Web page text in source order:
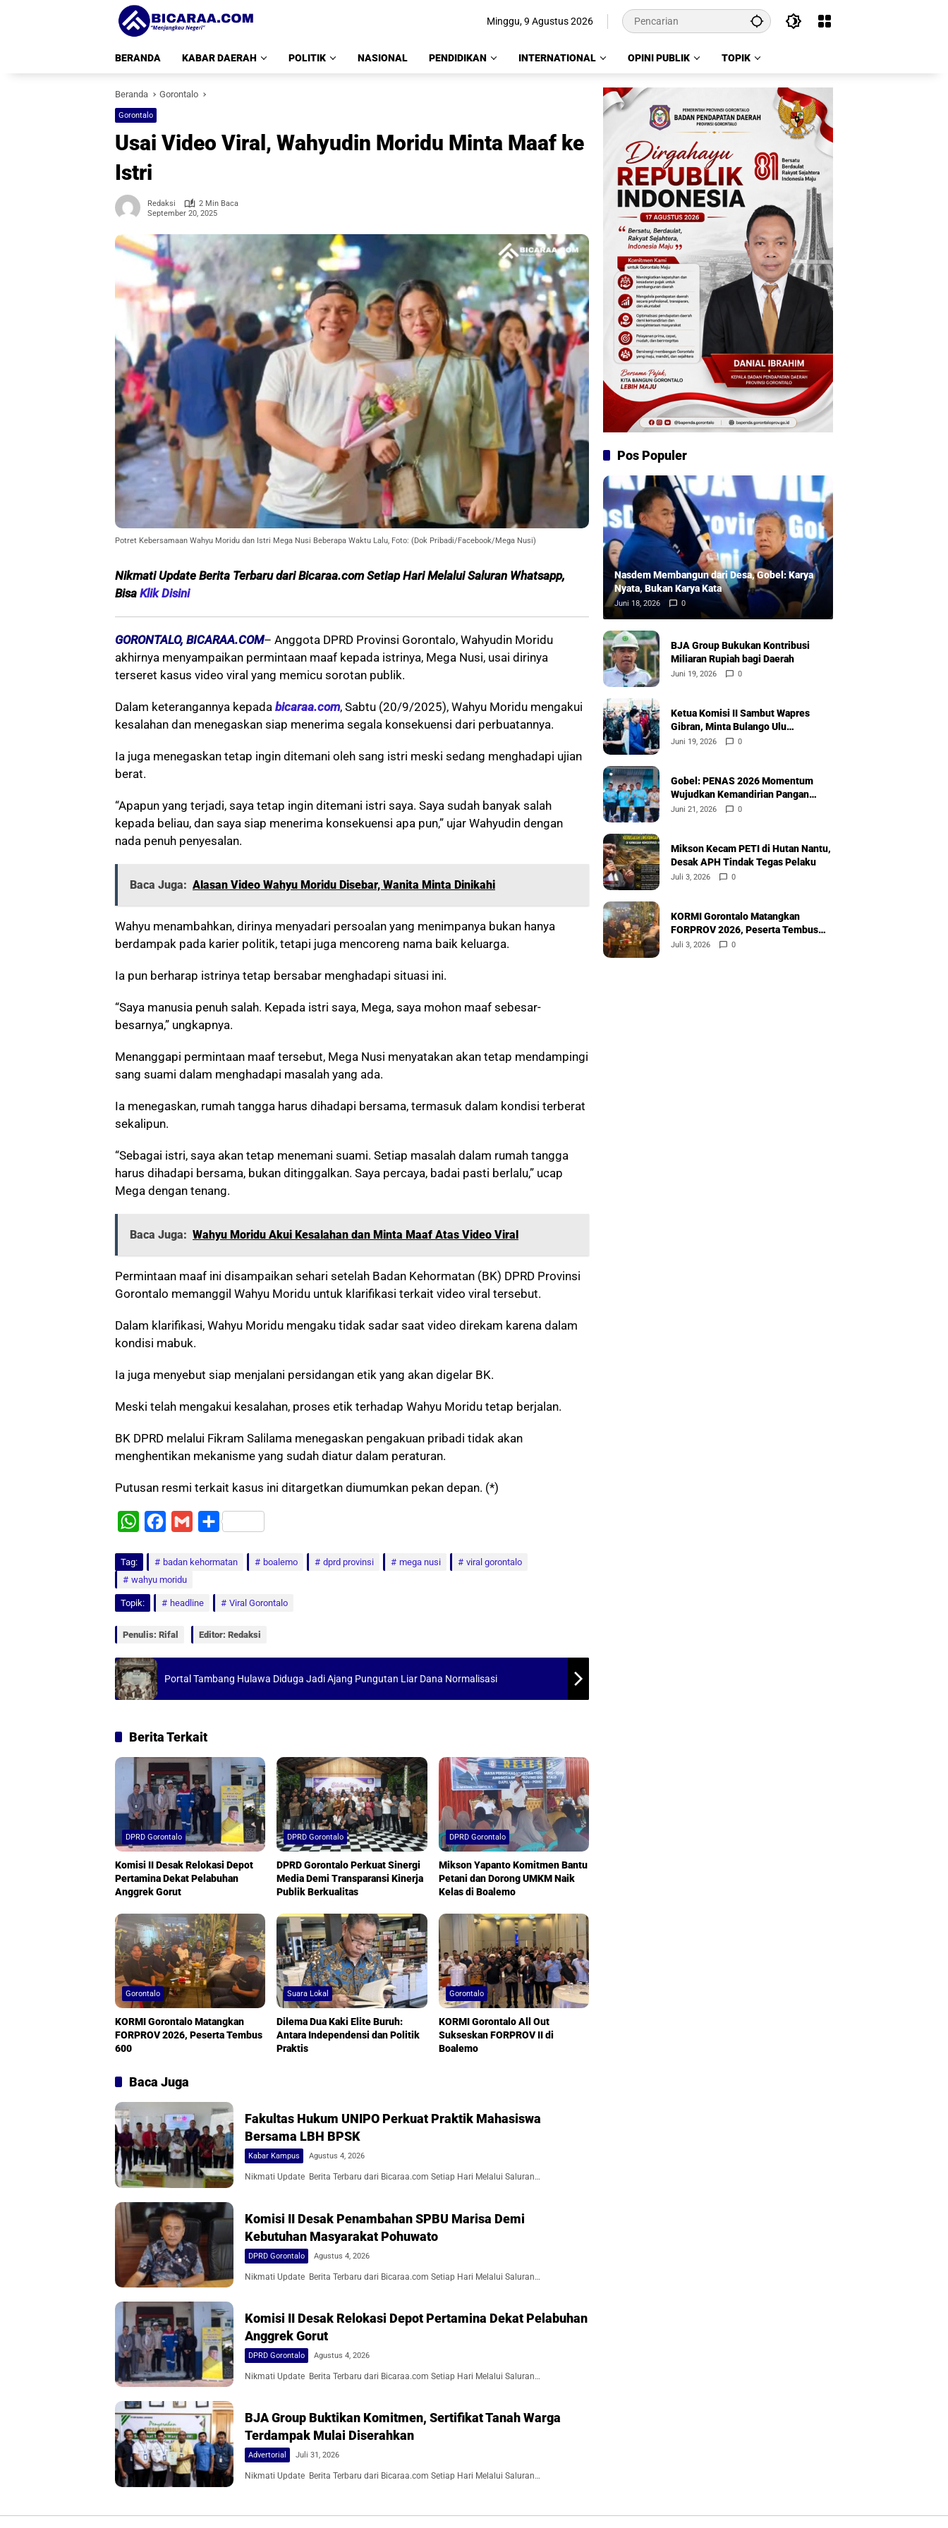
Minggu, 9 Agustus 2026
BERANDA KABAR DAERAH POLITIK NASIONAL PENDIDIKAN INTERNATIONAL OPINI PUBLIK TOPIK
Beranda Gorontalo
Gorontalo
Usai Video Viral, Wahyudin Moridu Minta Maaf ke
Istri
Redaksi
2 Min Baca
September 20, 2025
Potret Kebersamaan Wahyu Moridu dan Istri Mega Nusi Beberapa Waktu Lalu, Foto: (Dok Pribadi/Facebook/Mega Nusi)
Nikmati Update Berita Terbaru dari Bicaraa.com Setiap Hari Melalui Saluran Whatsapp,
Bisa Klik Disini
GORONTALO, BICARAA.COM– Anggota DPRD Provinsi Gorontalo, Wahyudin Moridu
akhirnya menyampaikan permintaan maaf kepada istrinya, Mega Nusi, usai dirinya
terseret kasus video viral yang memicu sorotan publik.
Dalam keterangannya kepada bicaraa.com, Sabtu (20/9/2025), Wahyu Moridu mengakui
kesalahan dan menegaskan siap menerima segala konsekuensi dari perbuatannya.
Ia juga menegaskan tetap ingin ditemani oleh sang istri meski sedang menghadapi ujian
berat.
“Apapun yang terjadi, saya tetap ingin ditemani istri saya. Saya sudah banyak salah
kepada beliau, dan saya siap menerima konsekuensi apa pun,” ujar Wahyudin dengan
nada penuh penyesalan.
Baca Juga: Alasan Video Wahyu Moridu Disebar, Wanita Minta Dinikahi
Wahyu menambahkan, dirinya menyadari persoalan yang menimpanya bukan hanya
berdampak pada karier politik, tetapi juga mencoreng nama baik keluarga.
Ia pun berharap istrinya tetap bersabar menghadapi situasi ini.
“Saya manusia penuh salah. Kepada istri saya, Mega, saya mohon maaf sebesar-
besarnya,” ungkapnya.
Menanggapi permintaan maaf tersebut, Mega Nusi menyatakan akan tetap mendampingi
sang suami dalam menghadapi masalah yang ada.
Ia menegaskan, rumah tangga harus dihadapi bersama, termasuk dalam kondisi terberat
sekalipun.
“Sebagai istri, saya akan tetap menemani suami. Setiap masalah dalam rumah tangga
harus dihadapi bersama, bukan ditinggalkan. Saya percaya, badai pasti berlalu,” ucap
Mega dengan tenang.
Baca Juga: Wahyu Moridu Akui Kesalahan dan Minta Maaf Atas Video Viral
Permintaan maaf ini disampaikan sehari setelah Badan Kehormatan (BK) DPRD Provinsi
Gorontalo memanggil Wahyu Moridu untuk klarifikasi terkait video viral tersebut.
Dalam klarifikasi, Wahyu Moridu mengaku tidak sadar saat video direkam karena dalam
kondisi mabuk.
Ia juga menyebut siap menjalani persidangan etik yang akan digelar BK.
Meski telah mengakui kesalahan, proses etik terhadap Wahyu Moridu tetap berjalan.
BK DPRD melalui Fikram Salilama menegaskan pengakuan pribadi tidak akan
menghentikan mekanisme yang sudah diatur dalam peraturan.
Putusan resmi terkait kasus ini ditargetkan diumumkan pekan depan. (*)
W
t
s
p
c
e
b
a
l
S
a
e
Tag: badan kehormatan boalemo dprd provinsi mega nusi
viral gorontalo
wahyu moridu
Topik: headline Viral Gorontalo
Penulis: Rifal Editor: Redaksi
Portal Tambang Hulawa Diduga Jadi Ajang Pungutan Liar Dana Normalisasi
Berita Terkait
DPRD Gorontalo
Komisi II Desak Relokasi Depot
Pertamina Dekat Pelabuhan
Anggrek Gorut
DPRD Gorontalo
DPRD Gorontalo Perkuat Sinergi
Media Demi Transparansi Kinerja
Publik Berkualitas
DPRD Gorontalo
Mikson Yapanto Komitmen Bantu
Petani dan Dorong UMKM Naik
Kelas di Boalemo
Gorontalo
KORMI Gorontalo Matangkan
FORPROV 2026, Peserta Tembus
600
Suara Lokal
Dilema Dua Kaki Elite Buruh:
Antara Independensi dan Politik
Praktis
Gorontalo
KORMI Gorontalo All Out
Sukseskan FORPROV II di
Boalemo
Baca Juga
Fakultas Hukum UNIPO Perkuat Praktik Mahasiswa
Bersama LBH BPSK
Kabar Kampus Agustus 4, 2026
Nikmati Update Berita Terbaru dari Bicaraa.com Setiap Hari Melalui Saluran…
Komisi II Desak Penambahan SPBU Marisa Demi
Kebutuhan Masyarakat Pohuwato
DPRD Gorontalo Agustus 4, 2026
Nikmati Update Berita Terbaru dari Bicaraa.com Setiap Hari Melalui Saluran…
Komisi II Desak Relokasi Depot Pertamina Dekat Pelabuhan
Anggrek Gorut
DPRD Gorontalo Agustus 4, 2026
Nikmati Update Berita Terbaru dari Bicaraa.com Setiap Hari Melalui Saluran…
BJA Group Buktikan Komitmen, Sertifikat Tanah Warga
Terdampak Mulai Diserahkan
Advertorial Juli 31, 2026
Nikmati Update Berita Terbaru dari Bicaraa.com Setiap Hari Melalui Saluran…
Pos Populer
Nasdem Membangun dari Desa, Gobel: Karya
Nyata, Bukan Karya Kata
Juni 18, 2026 0
BJA Group Bukukan Kontribusi
Miliaran Rupiah bagi Daerah
Juni 19, 2026 0
Ketua Komisi II Sambut Wapres
Gibran, Minta Bulango Ulu
Diprioritaskan
Juni 19, 2026 0
Gobel: PENAS 2026 Momentum
Wujudkan Kemandirian Pangan
Nasional
Juni 21, 2026 0
Mikson Kecam PETI di Hutan Nantu,
Desak APH Tindak Tegas Pelaku
Juli 3, 2026 0
KORMI Gorontalo Matangkan
FORPROV 2026, Peserta Tembus
600
Juli 3, 2026 0